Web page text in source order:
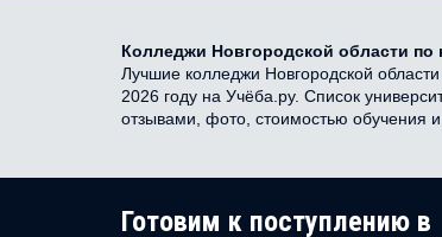
Колледжи Новгородской области по
Лучшие колледжи Новгородской
2026 году на Учёба.ру. Список
отзывами, фото, стоимостью обучения
Готовим к поступлению в